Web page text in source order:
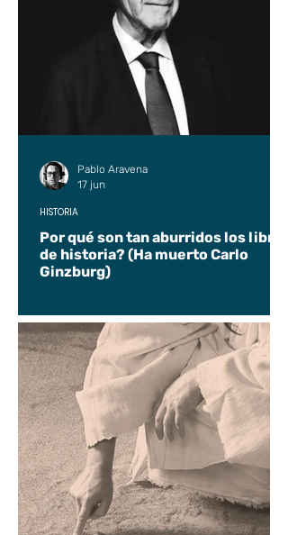
Por qué son tan aburridos los libros
de historia? (Ha muerto Carlo
Ginzburg)
HISTORIA
Pablo Aravena
17 jun